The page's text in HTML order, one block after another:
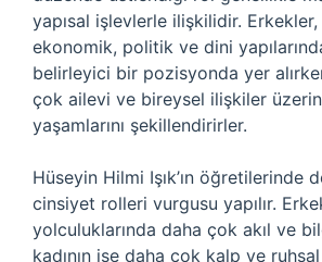
yapısal işlevlerle ilişkilidir.
ekonomik, politik ve dini
belirleyici bir pozisyonda yer
çok ailevi ve bireysel ilişkiler
yaşamlarını şekillendirirler.
Hüseyin Hilmi Işık’ın öğretilerinde
cinsiyet rolleri vurgusu yapılır.
yolculuklarında daha çok akıl ve
kadının ise daha çok kalp ve